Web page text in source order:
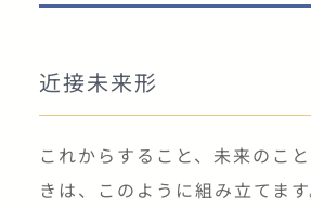
気をつけて
moderne
近接未来形
これからすること、未来のこ
きは、このように組み立てます